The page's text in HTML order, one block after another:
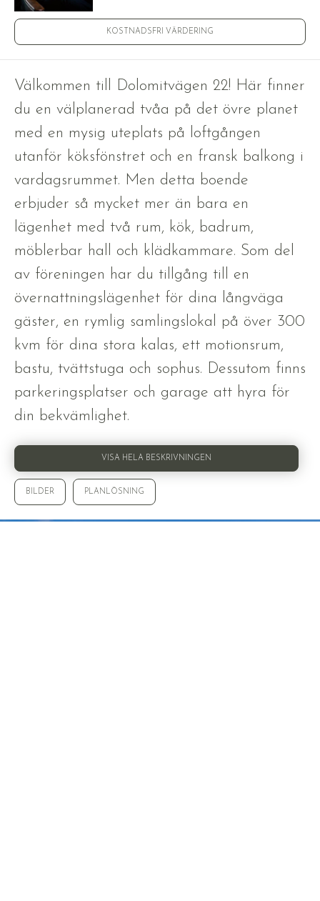
KOSTNADSFRI VÄRDERING
Välkommen till Dolomitvägen 22! Här finner
du en välplanerad tvåa på det övre planet
med en mysig uteplats på loftgången
utanför köksfönstret och en fransk balkong i
vardagsrummet. Men detta boende
erbjuder så mycket mer än bara en
lägenhet med två rum, kök, badrum,
möblerbar hall och klädkammare. Som del
av föreningen har du tillgång till en
övernattningslägenhet för dina långväga
gäster, en rymlig samlingslokal på över 300
kvm för dina stora kalas, ett motionsrum,
bastu, tvättstuga och sophus. Dessutom finns
parkeringsplatser och garage att hyra för
din bekvämlighet.
VISA HELA BESKRIVNINGEN
BILDER PLANLÖSNING